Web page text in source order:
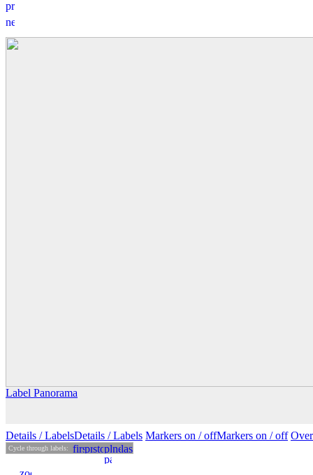
Label Panorama
Details / LabelsDetails /Labels Markers on /offMarkers on / off
Cycle through labels: